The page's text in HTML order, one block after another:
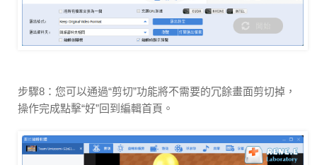
步驟8：您可以通過“剪切”功能將不需要的冗餘畫面剪切掉，
操作完成點擊“好”回到編輯首頁。